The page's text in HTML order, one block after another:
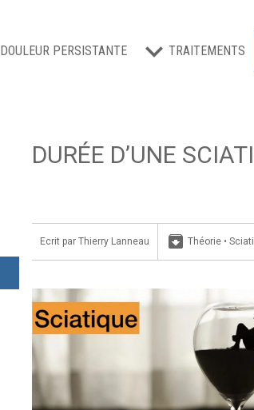
DOULEUR PERSISTANTE TRAITEMENTS
DURÉE D’UNE
Ecrit par Thierry Lanneau archive Théorie•